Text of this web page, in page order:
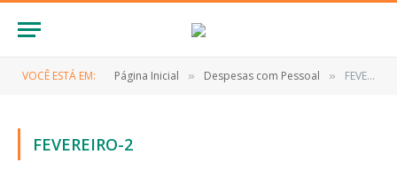
VOCÊ ESTÁ EM: Página Inicial » Despesas com Pessoal » FEVEREIRO-2
FEVEREIRO-2